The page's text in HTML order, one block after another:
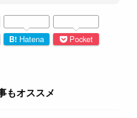
B! Hatena Pocket
もオススメ